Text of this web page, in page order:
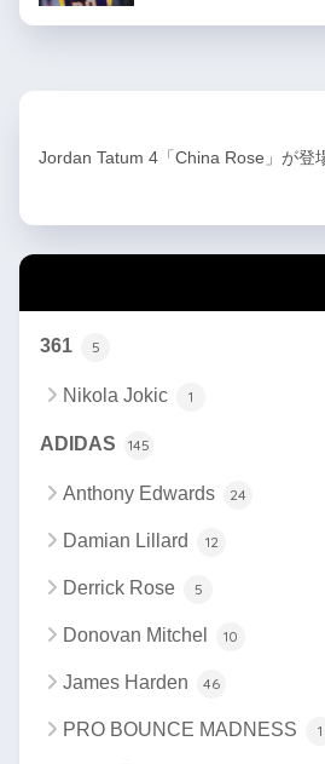
Jordan Tatum 4「China Rose」が登
361 5
Nikola Jokic 1
ADIDAS 145
Anthony Edwards 24
Damian Lillard 12
Derrick Rose 5
Donovan Mitchel 10
James Harden 46
PRO BOUNCE MADNESS 1